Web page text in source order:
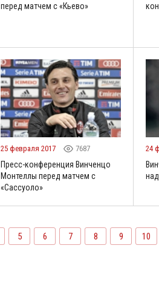
перед матчем с «Кьево»
25 февраля 2017 7687
Пресс-конференция Винченцо
Монтеллы перед матчем с
«Сассуоло»
24
5 6 7 8 9 10